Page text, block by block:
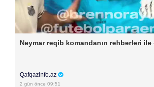
Neymar rəqib komandanın rəhbərləri ilə
Qafqazinfo.az
2 gün öncə 09:51